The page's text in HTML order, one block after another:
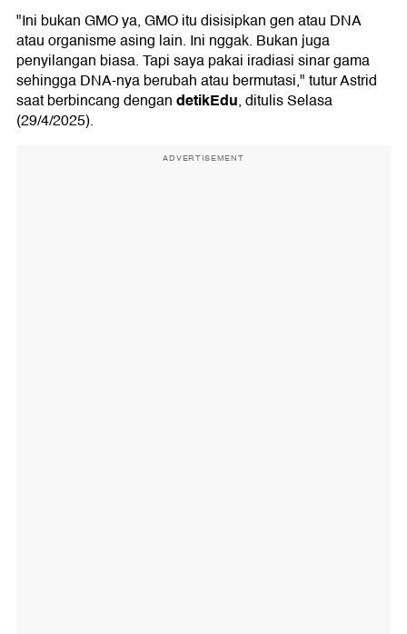
"Ini bukan GMO ya, GMO itu disisipkan gen atau DNA
atau organisme asing lain. Ini nggak. Bukan juga
penyilangan biasa. Tapi saya pakai iradiasi sinar gama
sehingga DNA-nya berubah atau bermutasi," tutur Astrid
saat berbincang dengandetikEdu, ditulis Selasa
(29/4/2025).
ADVERTISEMENT